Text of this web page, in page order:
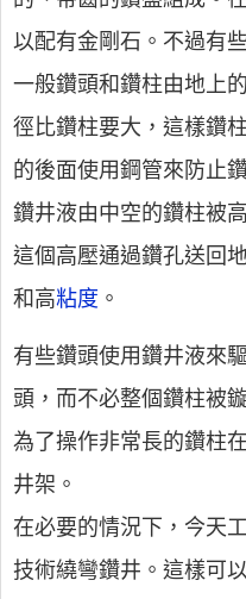
以配有金剛石。不過有
一般鑽頭和鑽柱由地上
徑比鑽柱要大，這樣鑽
的後面使用鋼管來防止
鑽井液由中空的鑽柱被
這個高壓通過鑽孔送回
和高粘度 。
有些鑽頭使用鑽井液來
頭，而不必整個鑽柱被
為了操作非常長的鑽柱
井架。
在必要的情況下，今天
技術繞彎鑽井。這樣可